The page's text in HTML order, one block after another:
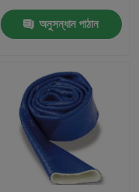
অনুসন্ধান পাঠান